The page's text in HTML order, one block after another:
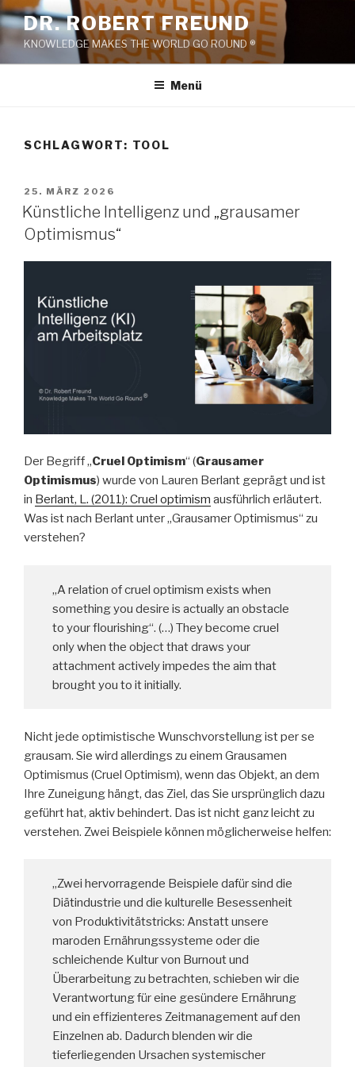
Zum
Inhalt
springen
DR. ROBERT FREUND
KNOWLEDGE MAKES THE WORLD GO ROUND ®
Menü
SCHLAGWORT: TOOL
VERÖFFENTLICHT
AM
25. MÄRZ 2026
Künstliche Intelligenz und „grausamer
Optimismus“
Der Begriff „Cruel Optimism“ (Grausamer
Optimismus) wurde von Lauren Berlant geprägt und ist
in Berlant, L. (2011): Cruel optimism ausführlich erläutert.
Was ist nach Berlant unter „Grausamer Optimismus“ zu
verstehen?
„A relation of cruel optimism exists when
something you desire is actually an obstacle
to your flourishing“. (…) They become cruel
only when the object that draws your
attachment actively impedes the aim that
brought you to it initially.
Nicht jede optimistische Wunschvorstellung ist per se
grausam. Sie wird allerdings zu einem Grausamen
Optimismus (Cruel Optimism), wenn das Objekt, an dem
Ihre Zuneigung hängt, das Ziel, das Sie ursprünglich dazu
geführt hat, aktiv behindert. Das ist nicht ganz leicht zu
verstehen. Zwei Beispiele können möglicherweise helfen:
„Zwei hervorragende Beispiele dafür sind die
Diätindustrie und die kulturelle Besessenheit
von Produktivitätstricks: Anstatt unsere
maroden Ernährungssysteme oder die
schleichende Kultur von Burnout und
Überarbeitung zu betrachten, schieben wir die
Verantwortung für eine gesündere Ernährung
und ein effizienteres Zeitmanagement auf den
Einzelnen ab. Dadurch blenden wir die
tieferliegenden Ursachen systemischer